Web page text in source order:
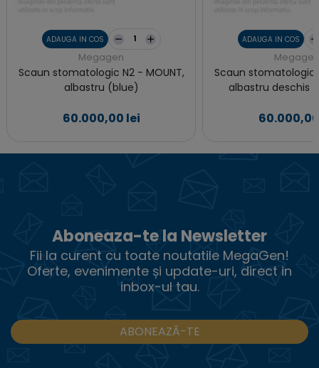
ADAUGA IN COS
Megagen
Scaun stomatologic N2 - MOUNT,
albastru (blue)
60.000,00 lei
ADAUGA IN COS
Megagen
Scaun stomatologic
albastru deschis
Aboneaza-te la Newsletter
Fii la curent cu toate noutatile MegaGen!
Oferte, evenimente și update-uri, direct in
inbox-ul tau.
ABONEAZĂ-TE